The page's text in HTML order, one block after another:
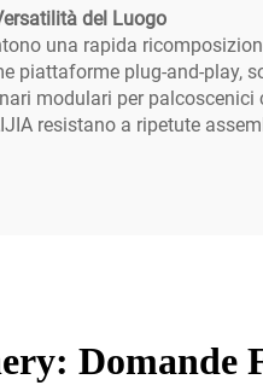
del Luogo
una rapida
piattaforme plug-and-play,
modulari per
resistano a ripetute
Domande